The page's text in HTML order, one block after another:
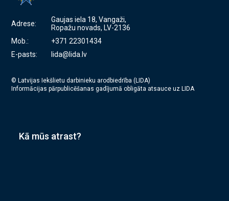
Adrese:
Gaujas iela 18, Vangaži,
Ropažu novads, LV-2136
Mob.:
+371 22301434
E-pasts:
lida@lida.lv
© Latvijas Iekšlietu darbinieku arodbiedrība (LIDA)
Informācijas pārpublicēšanas gadījumā obligāta atsauce uz LIDA
Kā mūs atrast?